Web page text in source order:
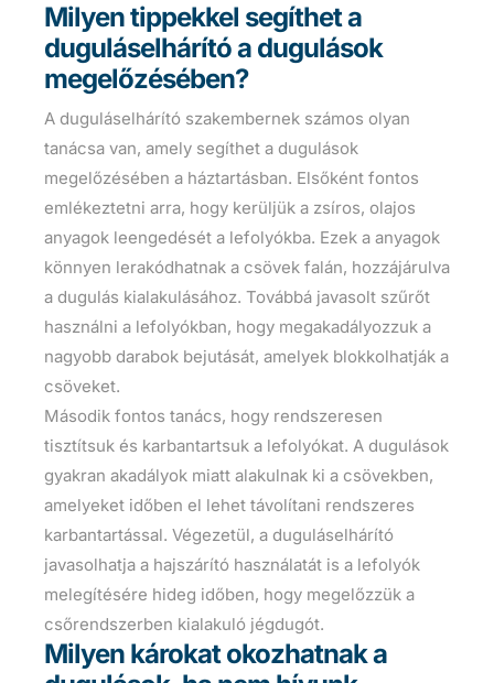
Milyen tippekkel segíthet a
duguláselhárító a dugulások
megelőzésében?
A duguláselhárító szakembernek számos olyan
tanácsa van, amely segíthet a dugulások
megelőzésében a háztartásban. Elsőként fontos
emlékeztetni arra, hogy kerüljük a zsíros, olajos
anyagok leengedését a lefolyókba. Ezek a anyagok
könnyen lerakódhatnak a csövek falán, hozzájárulva
a dugulás kialakulásához. Továbbá javasolt szűrőt
használni a lefolyókban, hogy megakadályozzuk a
nagyobb darabok bejutását, amelyek blokkolhatják a
csöveket.
Második fontos tanács, hogy rendszeresen
tisztítsuk és karbantartsuk a lefolyókat. A dugulások
gyakran akadályok miatt alakulnak ki a csövekben,
amelyeket időben el lehet távolítani rendszeres
karbantartással. Végezetül, a duguláselhárító
javasolhatja a hajszárító használatát is a lefolyók
melegítésére hideg időben, hogy megelőzzük a
csőrendszerben kialakuló jégdugót.
Milyen károkat okozhatnak a